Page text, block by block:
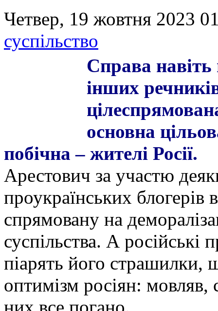
Четвер, 19 жовтня 2023
суспільство
Справа навіть
інших
основна
побічна – жителі Росії.
Арестович за участю
проукраїнських
спрямовану на
суспільства. А російські
піарять його страшилки,
оптимізм росіян: мовляв,
них все погано.